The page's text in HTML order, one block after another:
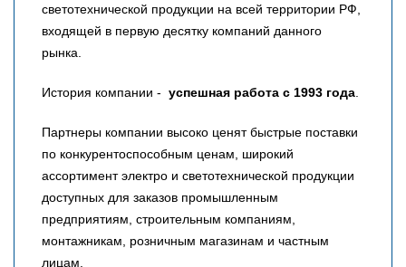
светотехнической продукции на всей территории РФ,
входящей в первую десятку компаний данного
рынка.
История компании - успешная работа с 1993 года.
Партнеры компании высоко ценят быстрые поставки
по конкурентоспособным ценам, широкий
ассортимент электро и светотехнической продукции
доступных для заказов промышленным
предприятиям, строительным компаниям,
монтажникам, розничным магазинам и частным
лицам.